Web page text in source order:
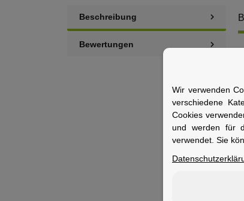
Beschreibung
Bewertungen
Wir verwenden
verschiedene
Cookies
und werden für
verwendet. Sie